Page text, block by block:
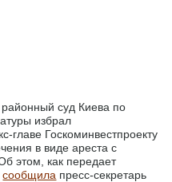
суд Киева по
избрал
главе Госкоминвестпроекту
в виде ареста с
этом, как передает
сообщила пресс-секретарь